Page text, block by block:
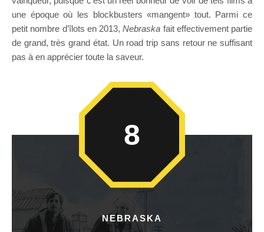
une époque où les blockbusters «mangent» tout. Parmi ce
petit nombre d’îlots en 2013,Nebraska fait effectivement partie
de grand, très grand état. Un road trip sans retour ne suffisant
pas à en apprécier toute la saveur.
NEBRASKA
8